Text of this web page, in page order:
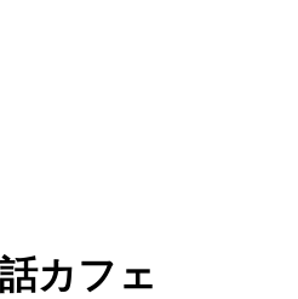
カフェ